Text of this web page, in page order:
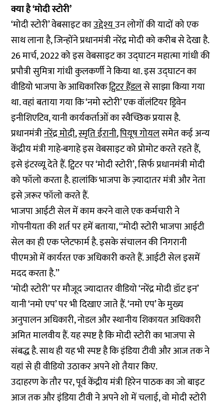
क्या है ‘मोदी स्टोरी’
‘मोदी स्टोरी’ वेबसाइट काउद्देश्यउन लोगों की यादों को एक
साथ लाना है, जिन्होंने प्रधानमंत्री नरेंद्र मोदी को करीब से देखा है.
26 मार्च, 2022 को इस वेबसाइट का उद्घाटन महात्मा गांधी की
प्रपौत्री सुमित्रा गांधी कुलकर्णी ने किया था. इस उद्घाटन का
वीडियो भाजपा के आधिकारिकट्विटर हैंडलसे साझा किया गया
था. वहां बताया गया कि ‘नमो स्टोरी’ एक वॉलंटियर ड्रिवेन
इनीशिएटिव, यानी कार्यकर्ताओं का स्वैच्छिक प्रयास है.
प्रधानमंत्रीनरेंद्र मोदी,स्मृति ईरानी,पियूष गोयलसमेत कई अन्य
केंद्रीय मंत्री गाहे-बगाहे इस वेबसाइट को प्रोमोट करते रहते हैं,
इसे इंटरव्यू देते हैं. ट्विटर पर ‘मोदी स्टोरी’, सिर्फ प्रधानमंत्री मोदी
को फॉलो करता है. हालांकि भाजपा के ज़्यादातर मंत्री और नेता
इसे ज़रूर फॉलो करते हैं.
भाजपा आईटी सेल में काम करने वाले एक कर्मचारी ने
गोपनीयता की शर्त पर हमें बताया, ‘‘मोदी स्टोरी भाजपा आईटी
सेल का ही एक प्लेटफार्म है. इसके संचालन की निगरानी
पीएमओ में कार्यरत एक अधिकारी करते हैं. आईटी सेल इसमें
मदद करता है.’’
‘मोदी स्टोरी’ पर मौजूद ज्यादातर वीडियो ‘नरेंद्र मोदी डॉट इन’
यानी ‘नमो एप’ पर भी दिखाए जाते हैं. ‘नमो एप’ के मुख्य
अनुपालन अधिकारी, नोडल और स्थानीय शिकायत अधिकारी
अमित मालवीय हैं. यह स्पष्ट है कि मोदी स्टोरी का भाजपा से
संबद्ध है. साथ ही यह भी स्पष्ट है कि इंडिया टीवी और आज तक ने
यहां से ही वीडियो उठाकर अपने शो तैयार किए.
उदाहरण के तौर पर, पूर्व केंद्रीय मंत्री हिरेन पाठक का जो बाइट
आज तक और इंडिया टीवी ने अपने शो में चलाई, वो मोदी स्टोरी